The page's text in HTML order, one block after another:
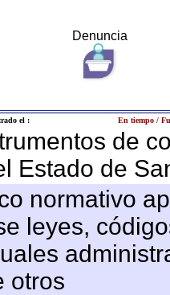
Denuncia
el : En tiempo /
de
Estado de
normativo
leyes,
otros